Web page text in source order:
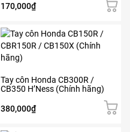
170,000₫
Tay côn Honda CB300R /
CB350 H’Ness (Chính hãng)
380,000₫